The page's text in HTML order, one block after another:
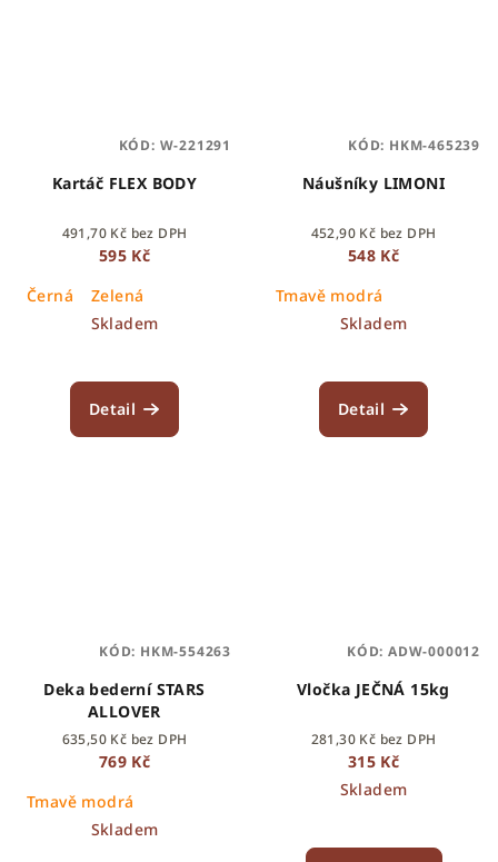
Kartáč FLEX BODY
491,70 Kč bez DPH
595 Kč
Černá
Zelená
Skladem
Detail
KÓD: W-221291
Náušníky LIMONI
452,90 Kč bez DPH
548 Kč
Tmavě modrá
Skladem
Detail
KÓD: HKM-465239
Deka bederní STARS
ALLOVER
635,50 Kč bez DPH
769 Kč
Tmavě modrá
Skladem
KÓD: HKM-554263
Vločka JEČNÁ 15kg
281,30 Kč bez DPH
315 Kč
Skladem
KÓD: ADW-000012